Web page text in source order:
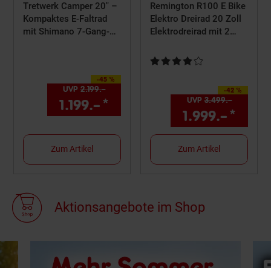
Tretwerk Camper 20" –
Kompaktes E-Faltrad
mit Shimano 7-Gang-
-45 %
Sie Sparen 45 Prozent,
UVP2.199.–UVP : 2199,–€
1.199.–* Aktueller Preis: 1199,–€
Zum Artikel
Remington R100 E Bike
Elektro Dreirad 20 Zoll
Elektrodreirad mit 2
Pedelec City mit tiefem
Kundenbewertung: 4 von 5
-42 %
Sie Sparen 42 Prozent,
UVP3.499.–UVP :
1.999.–*
Zum Artikel
Aktionsangebote im Shop